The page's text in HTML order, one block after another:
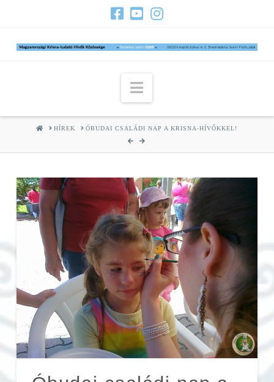
Navigation
HOMEHÍREK ÓBUDAI CSALÁDI NAP A KRISNA-HÍVŐKKEL!